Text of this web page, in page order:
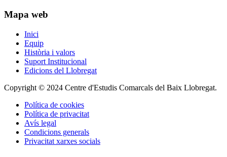
Mapa web
Inici
Equip
Història i valors
Suport Institucional
Edicions del Llobregat
Copyright © 2024 Centre d'Estudis Comarcals del Baix Llobregat.
Política de cookies
Política de privacitat
Avís legal
Condicions generals
Privacitat xarxes socials